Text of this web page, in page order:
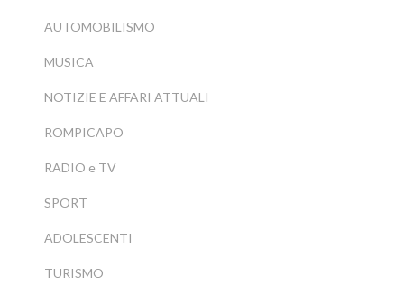
AUTOMOBILISMO
MUSICA
NOTIZIE E AFFARI ATTUALI
ROMPICAPO
RADIO e TV
SPORT
ADOLESCENTI
TURISMO